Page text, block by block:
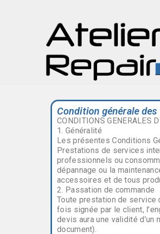
Condition générale des
CONDITIONS GENERALES
1. Généralité
Les présentes Conditions
Prestations de services
professionnels ou
dépannage ou la
accessoires et de tous
2. Passation de commande
Toute prestation de service
fois signée par le client,
devis aura une validité
document).